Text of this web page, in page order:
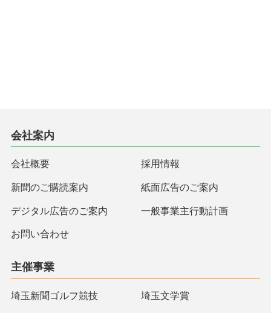
会社案内
会社概要 採用情報
新聞のご購読案内 紙面広告のご案内
デジタル広告のご案内 一般事業主行動計画
お問い合わせ
主催事業
埼玉新聞ゴルフ競技 埼玉文学賞